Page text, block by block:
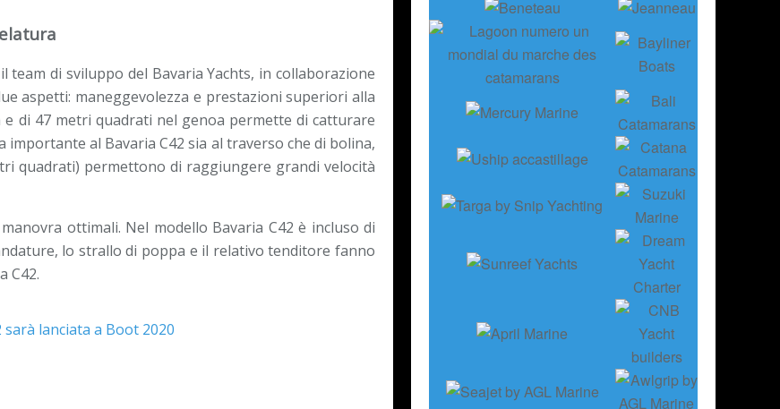
di sviluppo del Bavaria Yachts, in collaborazione
aspetti: maneggevolezza e prestazioni superiori alla
di 47 metri quadrati nel genoa permette di catturare
al Bavaria C42 sia al traverso che di bolina,
quadrati) permettono di raggiungere grandi velocità
ottimali. Nel modello Bavaria C42 è incluso di
lo strallo di poppa e il relativo tenditore fanno
C42.